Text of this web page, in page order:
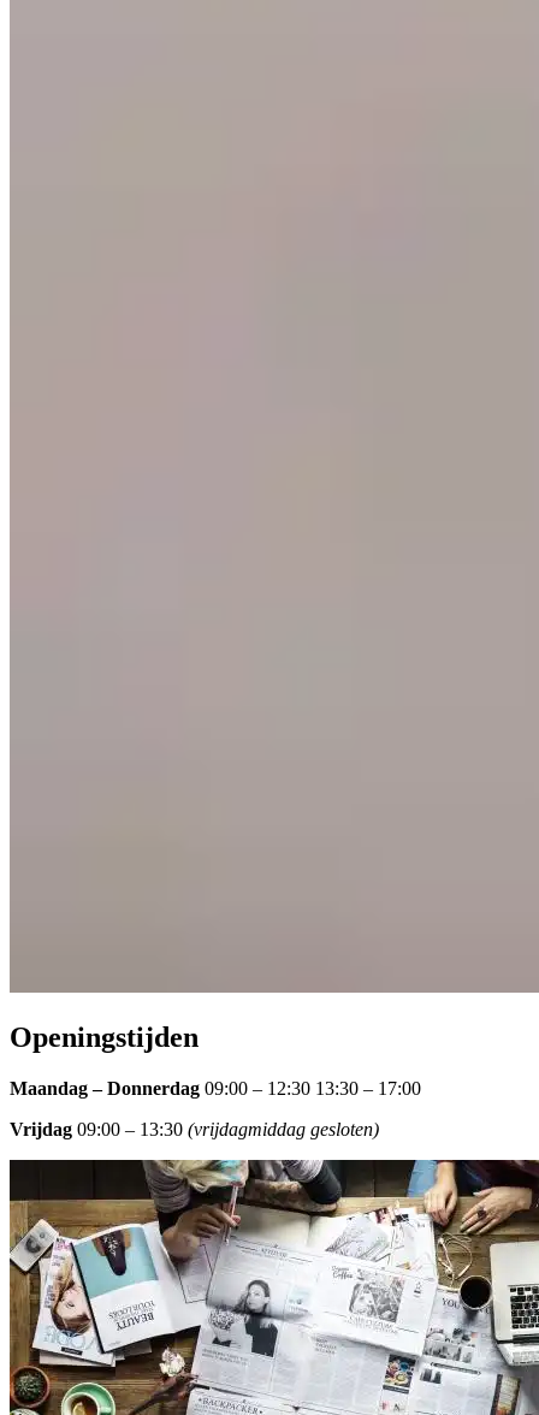
Openingstijden
Maandag – Donnerdag 09:00 – 12:30 13:30 – 17:00
Vrijdag 09:00 – 13:30 (vrijdagmiddag gesloten)